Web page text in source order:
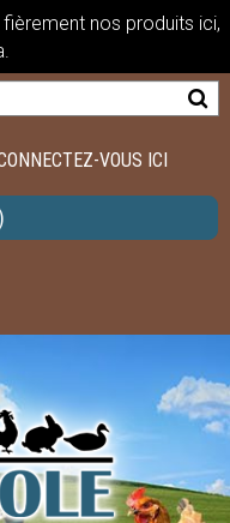
nos produits ici,
VOUS ICI